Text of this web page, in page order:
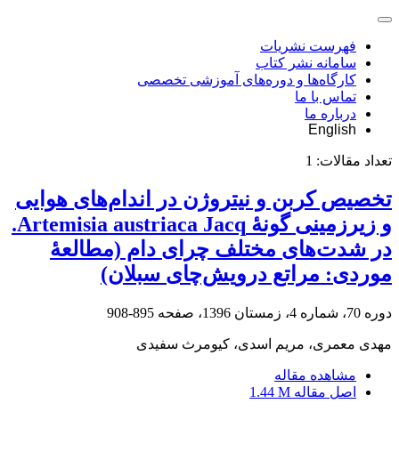
فهرست نشریات
سامانه نشر کتاب
کارگاه‌ها و دوره‌های آموزشی تخصصی
تماس با ما
درباره ما
English
تعداد مقالات: 1
تخصیص کربن و نیتروژن در اندام‌های هوایی
و زیرزمینی گونۀ Artemisia austriaca Jacq.
در شدت‌های مختلف چرای دام (مطالعۀ
موردی: مراتع درویش‌چای سبلان)
دوره 70، شماره 4، زمستان 1396، صفحه 895-908
مهدی معمری، مریم اسدی، کیومرث سفیدی
مشاهده مقاله
اصل مقاله 1.44 M